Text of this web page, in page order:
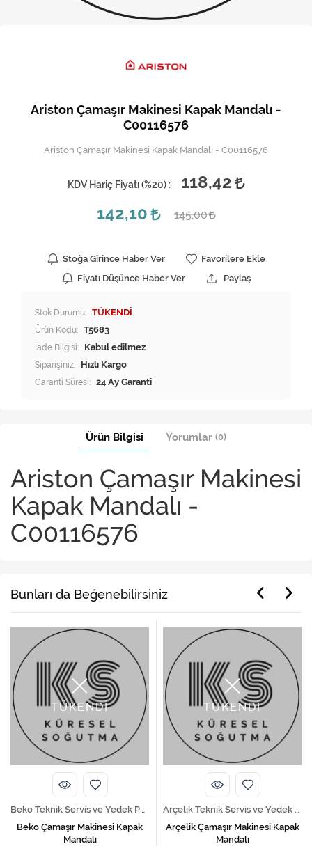
Musluk
Soğutma Sistemleri
Şofben ve Termosifon
Ariston Çamaşır Makinesi Kapak Mandalı -
C00116576
Ariston Çamaşır Makinesi Kapak Mandalı - C00116576
KDV Hariç Fiyatı (%20) :
118,42
142,10
145,00
Stoğa Girince Haber Ver
Favorilere Ekle
Fiyatı Düşünce Haber Ver
Paylaş
Stok Durumu: TÜKENDİ
Ürün Kodu: T5683
İade Bilgisi:
Siparişiniz: Hızlı Kargo
Garanti Süresi: 24 Ay Garanti
Ürün Bilgisi Yorumlar (0)
Ariston Çamaşır Makinesi
Kapak Mandalı -
C00116576
Bunları da Beğenebilirsiniz
TÜKENDİ
Beko Teknik Servis ve Yedek Parça Hizmetleri
Beko Çamaşır Makinesi Kapak
Mandalı
TÜKENDİ
Arçelik Teknik Servis ve Yedek Parça Hizmetleri
Arçelik Çamaşır Makinesi Kapak
Mandalı